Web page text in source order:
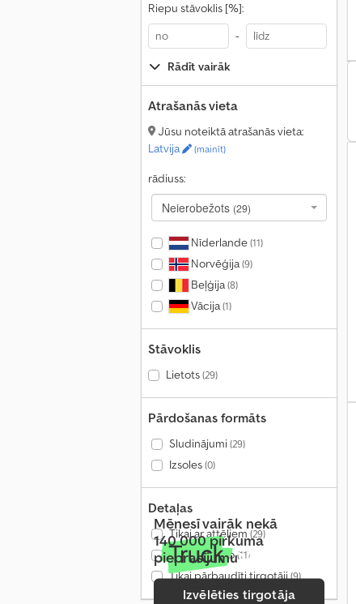
Riepu stāvoklis [%]:
-
Rādīt vairāk
Atrašanās vieta
Jūsu noteiktā atrašanās vieta:
Latvija
(mainīt)
rādiuss:
Neierobežots (29)
Nīderlande(11)
Norvēģija(9)
Beļģija(8)
Vācija(1)
Stāvoklis
Lietots(29)
Pārdošanas formāts
Sludinājumi(29)
Izsoles(0)
Detaļas
Tikai ar attēliem(29)
Tikai ar video(11)
Tikai pārbaudīti tirgotāji(9)
Mēnesī vairāk nekā
140 000 pirkuma
pieprasījumu
Izvēlēties tirgotāja
Wacker Citi